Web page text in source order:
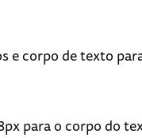
e corpo de texto
para o corpo do